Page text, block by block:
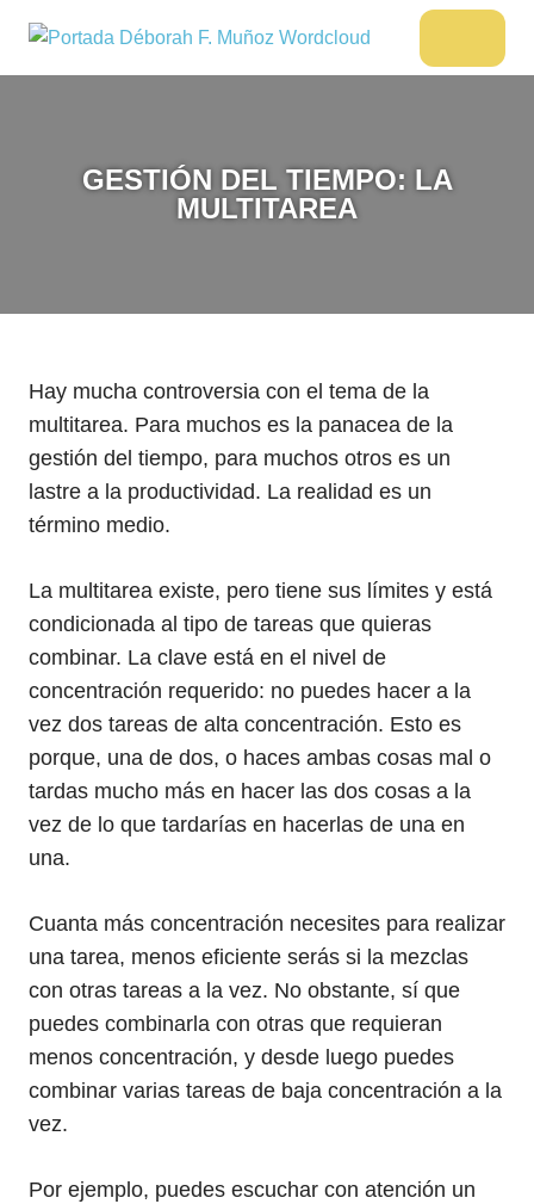
contenido
DÉBORAH
GESTIÓN DEL TIEMPO: LA
MULTITAREA
Hay mucha controversia con el tema de la
multitarea. Para muchos es la panacea de la
gestión del tiempo, para muchos otros es un
lastre a la productividad. La realidad es un
término medio.
La multitarea existe, pero tiene sus límites y está
condicionada al tipo de tareas que quieras
combinar. La clave está en el nivel de
concentración requerido: no puedes hacer a la
vez dos tareas de alta concentración. Esto es
porque, una de dos, o haces ambas cosas mal o
tardas mucho más en hacer las dos cosas a la
vez de lo que tardarías en hacerlas de una en
una.
Cuanta más concentración necesites para realizar
una tarea, menos eficiente serás si la mezclas
con otras tareas a la vez. No obstante, sí que
puedes combinarla con otras que requieran
menos concentración, y desde luego puedes
combinar varias tareas de baja concentración a la
vez.
Por ejemplo, puedes escuchar con atención un